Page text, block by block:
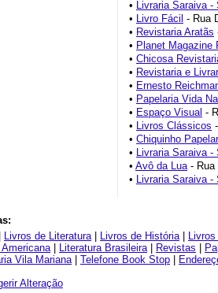
• Livraria Saraiva
• Livro Fácil - Rua
• Revistaria Aratãs
• Planet Magazine
• Chicosa
• Revistaria e
• Ernesto
• Papelaria Vida
• Espaço Visual -
• Livros Clássicos
• Chiquinho
• Livraria Saraiva -
• Avô da Lua- Rua
• Livraria Saraiva -
Livros de Literatura| Livros de História|
Americana| Literatura Brasileira| Revistas
Vila Mariana| Telefone Book Stop
Alteração